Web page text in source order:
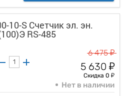
10-S Счетчик эл. эн.
RS-485
6 475у
5 630 у
Скидка 0 у
Нет в наличии